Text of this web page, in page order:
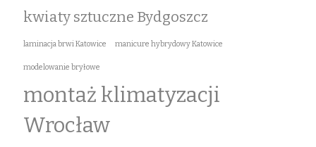
kwiaty sztuczne Bydgoszcz
laminacja brwi Katowice manicure hybrydowy Katowice
modelowanie bryłowe
montaż klimatyzacji
Wrocław